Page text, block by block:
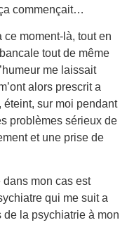
commençait…
ce moment-là, tout en
tout de même
me laissait
alors prescrit a
éteint, sur moi pendant
problèmes sérieux de
et une prise de
dans mon cas est
qui me suit a
la psychiatrie à mon